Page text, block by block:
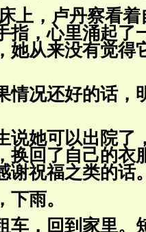
上，卢丹察看
指，心里涌起了
她从来没有觉得
情况还好的话，
说她可以出院了
换回了自己的衣
谢祝福之类的话
雨。
车，回到家里。